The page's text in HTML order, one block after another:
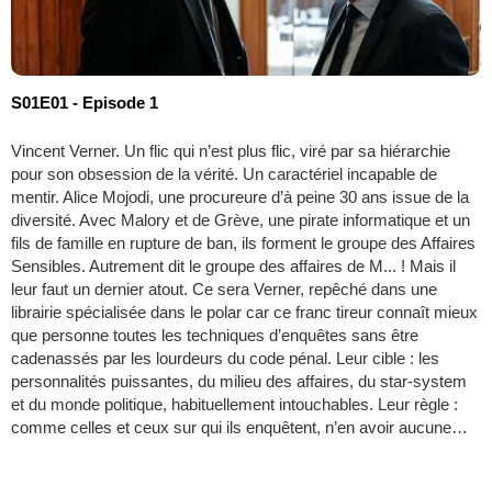
S01E01 - Episode 1
Vincent Verner. Un flic qui n’est plus flic, viré par sa hiérarchie
pour son obsession de la vérité. Un caractériel incapable de
mentir. Alice Mojodi, une procureure d’à peine 30 ans issue de la
diversité. Avec Malory et de Grève, une pirate informatique et un
fils de famille en rupture de ban, ils forment le groupe des Affaires
Sensibles. Autrement dit le groupe des affaires de M... ! Mais il
leur faut un dernier atout. Ce sera Verner, repêché dans une
librairie spécialisée dans le polar car ce franc tireur connaît mieux
que personne toutes les techniques d’enquêtes sans être
cadenassés par les lourdeurs du code pénal. Leur cible : les
personnalités puissantes, du milieu des affaires, du star-system
et du monde politique, habituellement intouchables. Leur règle :
comme celles et ceux sur qui ils enquêtent, n’en avoir aucune…